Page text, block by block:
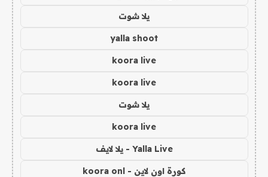
يلا شوت
yalla shoot
koora live
koora live
يلا شوت
koora live
Yalla Live - يلا لايف
كورة اون لاين - koora onl